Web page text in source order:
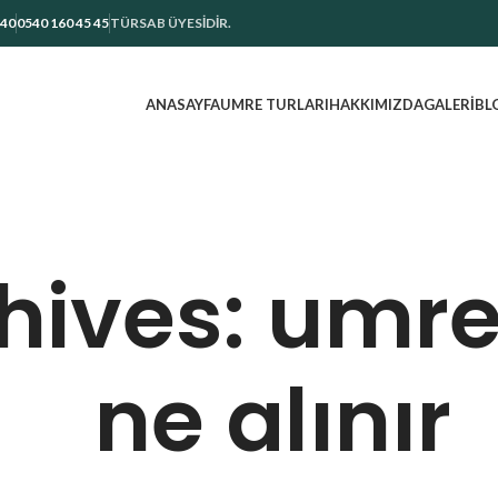
0540 160 45 45TÜRSAB ÜYESİDİR.
ANASAYFAUMRE TURLARIHAKKIMIZDAGALERI
ne alınır